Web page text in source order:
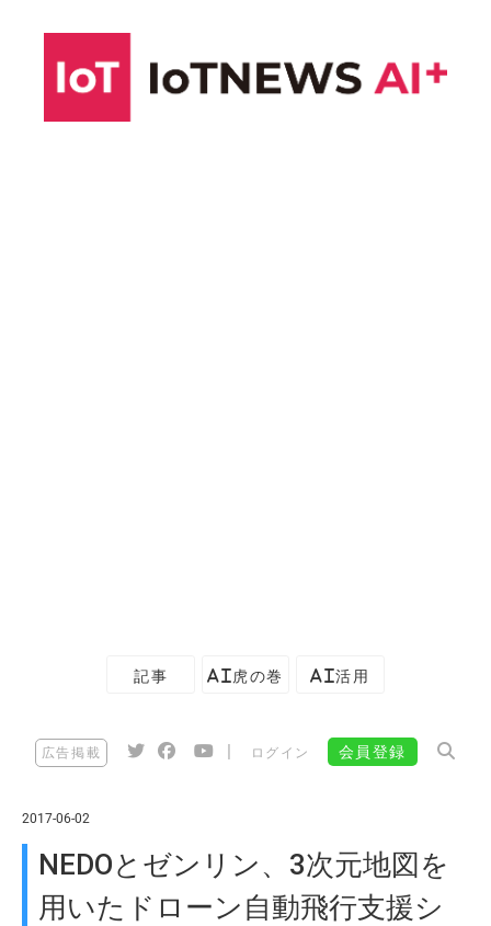
記事 AI虎の巻 AI活用
広告掲載 ログイン 会員登録
2017-06-02
NEDOとゼンリン、3次元地図を
用いたドローン自動飛行支援シ